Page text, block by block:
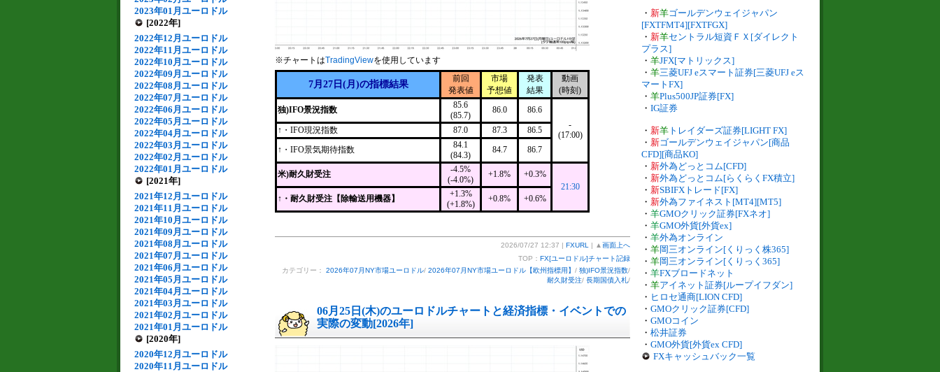
2023年01月ユーロドル
[2022年]
2022年12月ユーロドル
2022年11月ユーロドル
2022年10月ユーロドル
2022年09月ユーロドル
2022年08月ユーロドル
2022年07月ユーロドル
2022年06月ユーロドル
2022年05月ユーロドル
2022年04月ユーロドル
2022年03月ユーロドル
2022年02月ユーロドル
2022年01月ユーロドル
[2021年]
2021年12月ユーロドル
2021年11月ユーロドル
2021年10月ユーロドル
2021年09月ユーロドル
2021年08月ユーロドル
2021年07月ユーロドル
2021年06月ユーロドル
2021年05月ユーロドル
2021年04月ユーロドル
2021年03月ユーロドル
2021年02月ユーロドル
2021年01月ユーロドル
[2020年]
2020年12月ユーロドル
2020年11月ユーロドル
※チャートはTradingViewを使用しています
7月27日(月)の指標結果
前回
発表値
市場
予想値
発表
結果
動画
(時刻)
独)IFO景況指数
85.6
(85.7)
86.0
86.6
-
(17:00)
↑・IFO現況指数 87.0 87.3
86.5
↑・IFO景気期待指数
84.1
(84.3)
84.7 86.7
米)耐久財受注
-4.5%
(-4.0%)
+1.8%
+0.3%
21:30
↑ ・耐久財受注【除輸送用機器】
+1.3%
(+1.8%)
+0.8% +0.6%
2026/07/27 12:37 | FXURL | ▲ 画面上へ
TOP： FX[ユーロドル]チャート記録
カテゴリー： 2026年07月NY市場ユーロドル/ 2026年07月NY市場ユーロドル【欧州指標用】 / 独)IFO景況指数/
耐久財受注/ 長期国債入札/
06月25日(木)のユーロドルチャートと経済指標・イベントでの
実際の変動[2026年]
・ 新羊ゴールデンウェイジャパン
[FXTFMT4][FXTFGX]
・ 新羊セントラル短資ＦＸ[ダイレクト
プラス]
・ 羊JFX[マトリックス]
・ 羊三菱UFJ eスマート証券[三菱UFJ eス
マートFX]
・ 羊Plus500JP証券[FX]
・ IG証券
・ 新羊 トレイダーズ証券[LIGHT FX]
・ 新ゴールデンウェイジャパン[商品
CFD][商品KO]
・ 新外為どっとコム[CFD]
・ 新外為どっとコム[らくらくFX積立]
・ 新SBIFXトレード[FX]
・ 新外為ファイネスト[MT4][MT5]
・ 羊GMOクリック証券[FXネオ]
・ 羊GMO外貨[外貨ex]
・ 羊外為オンライン
・ 羊岡三オンライン[くりっく株365]
・ 羊岡三オンライン[くりっく365]
・ 羊FXブロードネット
・ 羊アイネット証券[ループイフダン]
・ ヒロセ通商[LION CFD]
・ GMOクリック証券[CFD]
・ GMOコイン
・ 松井証券
・ GMO外貨[外貨ex CFD]
FXキャッシュバック一覧